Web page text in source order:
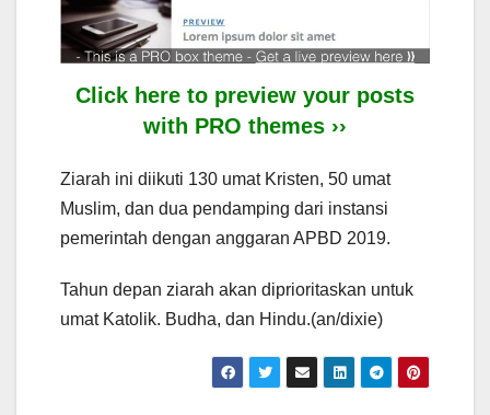
Click here to preview your posts
with PRO themes ››
Ziarah ini diikuti 130 umat Kristen, 50 umat
Muslim, dan dua pendamping dari instansi
pemerintah dengan anggaran APBD 2019.
Tahun depan ziarah akan diprioritaskan untuk
umat Katolik. Budha, dan Hindu.(an/dixie)